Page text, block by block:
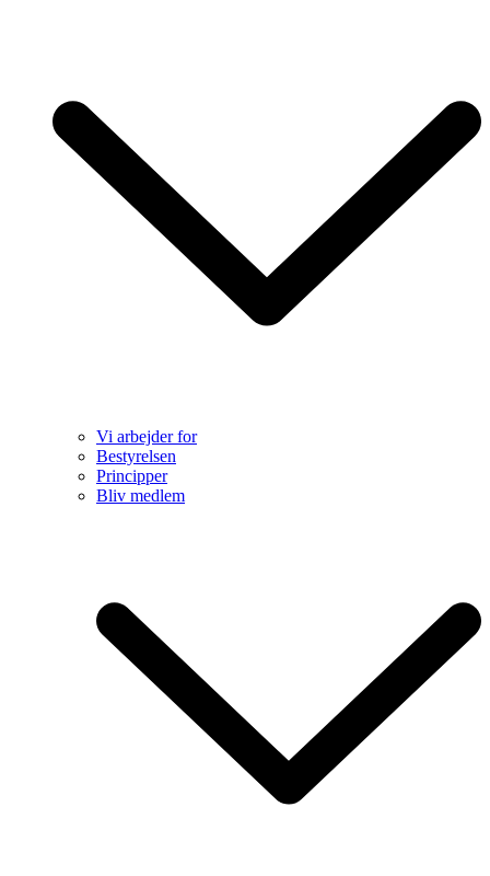
Vi arbejder for
Bestyrelsen
Principper
Bliv medlem